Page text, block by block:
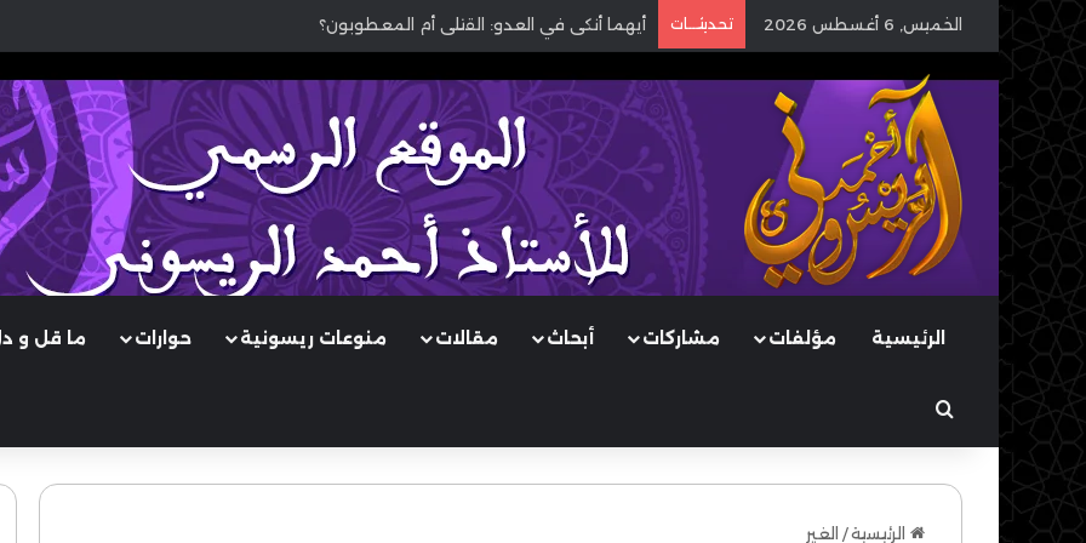
الخميس, 6 أغسطس 2026 تحديثـــات أيهما أنكى في العدو: القتلى أم المعطوبون؟
الرئيسية مؤلفات مشاركات أبحاث مقالات منوعات ريسونية حوارات ما قل و
بحث عن
الرئيسية/ الغير